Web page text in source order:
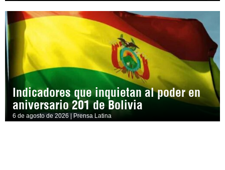
Indicadores que inquietan al poder en
aniversario 201 de Bolivia
6 de agosto de 2026 | Prensa Latina